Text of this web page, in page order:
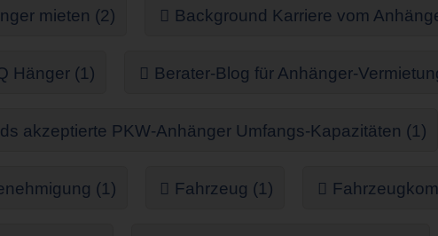
mieten (2) Background Karriere vom
Hänger (1) Berater-Blog für Anhänger-
akzeptierte PKW-Anhänger Umfangs-Kapazitäten (1)
(1) Fahrzeug (1)